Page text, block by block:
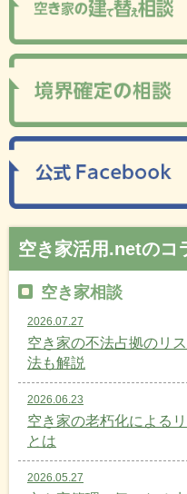
空き家活用.netのコ
空き家相談
2026.07.27
空き家の不法占拠のリ
法も解説
2026.06.23
空き家の老朽化による
とは
2026.05.27